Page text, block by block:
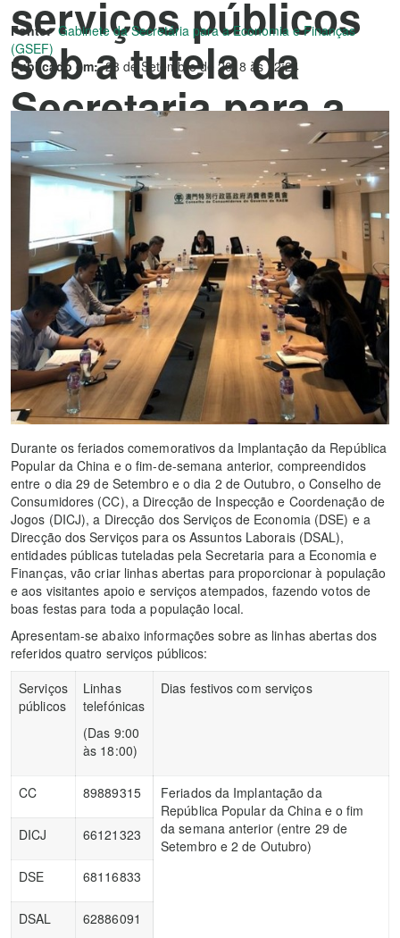
serviços públicos
sob a tutela da
Secretaria para a
Economia e
Finanças para
servir a população
e visitantes no
período festivo
Fonte: Gabinete da Secretária para a Economia e Finanças
(GSEF)
Publicado em: 28 de Setembro de 2018 às 12:24
Durante os feriados comemorativos da Implantação da República
Popular da China e o fim-de-semana anterior, compreendidos
entre o dia 29 de Setembro e o dia 2 de Outubro, o Conselho de
Consumidores (CC), a Direcção de Inspecção e Coordenação de
Jogos (DICJ), a Direcção dos Serviços de Economia (DSE) e a
Direcção dos Serviços para os Assuntos Laborais (DSAL),
entidades públicas tuteladas pela Secretaria para a Economia e
Finanças, vão criar linhas abertas para proporcionar à população
e aos visitantes apoio e serviços atempados, fazendo votos de
boas festas para toda a população local.
Apresentam-se abaixo informações sobre as linhas abertas dos
referidos quatro serviços públicos:
Serviços
públicos
Linhas
telefónicas
(Das 9:00
às 18:00)
Dias festivos com serviços
CC 89889315
Feriados da Implantação da
República Popular da China e o fim
da semana anterior (entre 29 de
Setembro e 2 de Outubro)
DICJ 66121323
DSE 68116833
DSAL 62886091